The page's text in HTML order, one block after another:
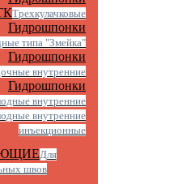
Трехкулачковые
Гидрошпонки
типа "Змейка"
Гидрошпонки
внутренние
Гидрошпонки
внутренние
внутренние
инъекционные
Для
швов